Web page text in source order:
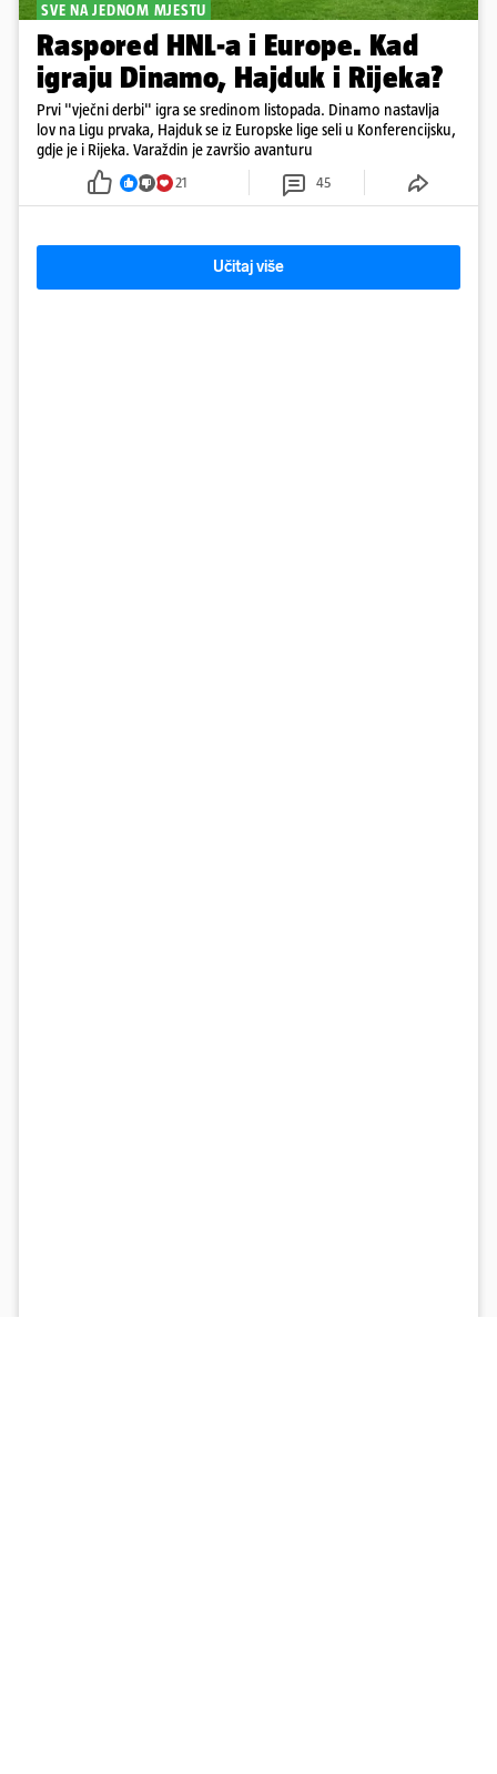
SVE NA JEDNOM MJESTU
Raspored HNL-a i Europe. Kad
igraju Dinamo, Hajduk i Rijeka?
Prvi "vječni derbi" igra se sredinom listopada. Dinamo nastavlja
lov na Ligu prvaka, Hajduk se iz Europske lige seli u Konferencijsku,
gdje je i Rijeka. Varaždin je završio avanturu
21 45
Učitaj više